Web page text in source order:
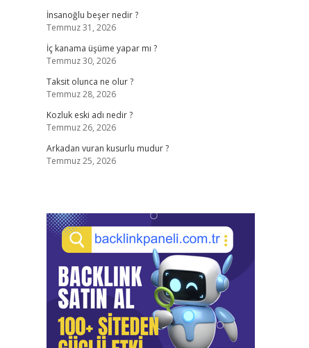
İnsanoğlu beşer nedir ?
Temmuz 31, 2026
İç kanama üşüme yapar mı ?
Temmuz 30, 2026
Taksit olunca ne olur ?
Temmuz 28, 2026
Kozluk eski adı nedir ?
Temmuz 26, 2026
Arkadan vuran kusurlu mudur ?
Temmuz 25, 2026